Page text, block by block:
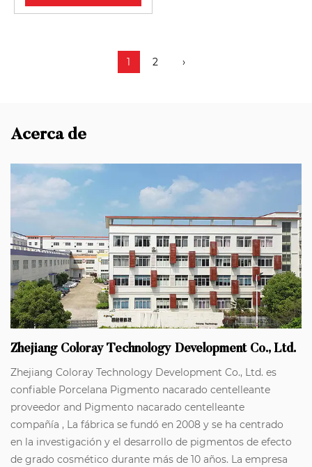
1 2 ›
Acerca de
Zhejiang Coloray Technology Development Co., Ltd.
Zhejiang Coloray Technology Development Co., Ltd. es
confiable Porcelana Pigmento nacarado centelleante
proveedor and Pigmento nacarado centelleante
compañía , La fábrica se fundó en 2008 y se ha centrado
en la investigación y el desarrollo de pigmentos de efecto
de grado cosmético durante más de 10 años. La empresa